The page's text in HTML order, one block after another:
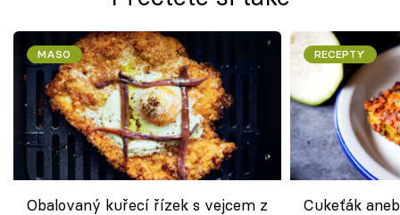
MASO
Obalovaný kuřecí řízek s vejcem z
RECEPTY
Cukeťák